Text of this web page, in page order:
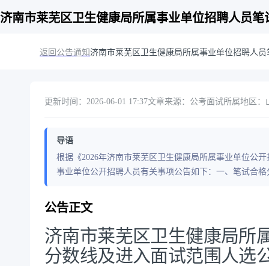
济南市莱芜区卫生健康局所属事业单位招聘人员
返回公告通知 济南市莱芜区卫生健康局所属事业单位招聘人
更新时间：2026-06-01 17:37文章来源：公考面试所属地区：
导语
根据《2026年济南市莱芜区卫生健康局所属事业单位公
事业单位公开招聘人员有关事项公告如下：一、笔试合
公告正文
济南市莱芜区卫生健康局所
分数线及进入面试范围人选